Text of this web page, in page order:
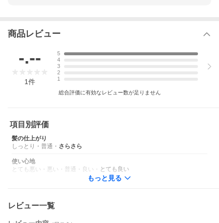
商品レビュー
-.--
1件
5
4
3
2
1
総合評価に有効なレビュー数が足りません
項目別評価
髪の仕上がり
しっとり ・ 普通 ・ さらさら
使い心地
とても悪い ・ 悪い ・ 普通 ・ 良い ・ とても良い
もっと見る
レビュー一覧